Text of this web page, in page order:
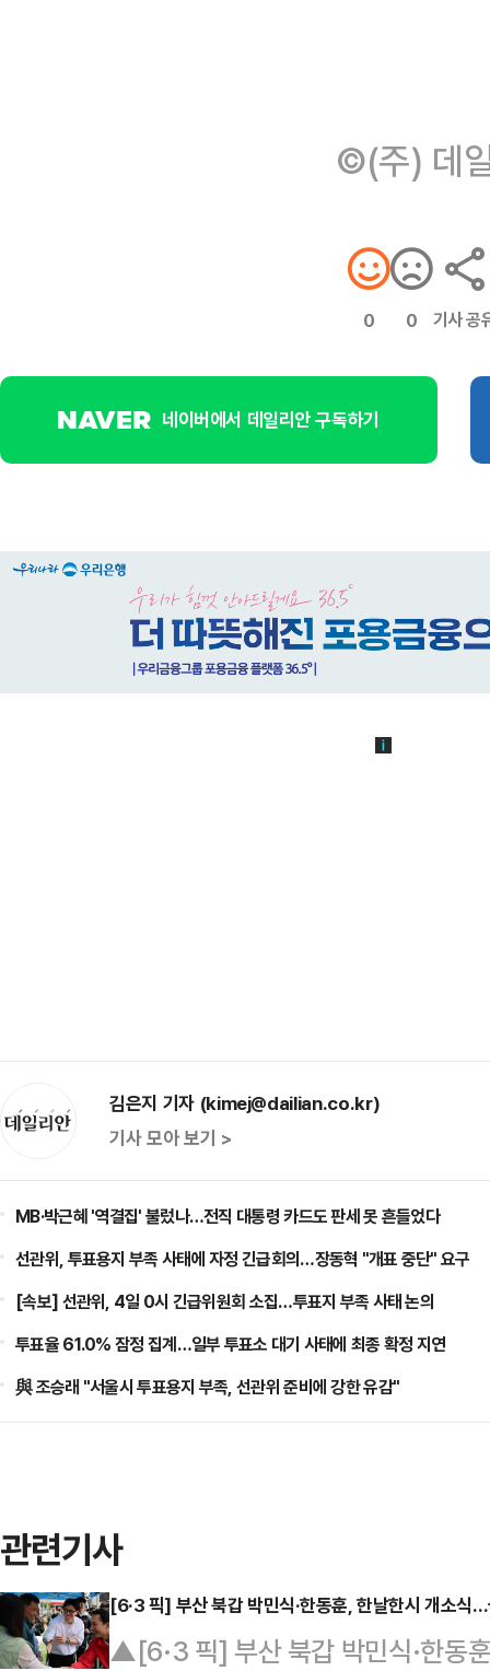
©(주) 데
0 0 기사 공
네이버에서 데일리안 구독하기
김은지 기자 (kimej@dailian.co.kr)
기사 모아 보기 >
MB·박근혜 '역결집' 불렀나…전직 대통령 카드도 판세 못 흔들었다
선관위, 투표용지 부족 사태에 자정 긴급회의…장동혁 "개표 중단" 요구
[속보] 선관위, 4일 0시 긴급위원회 소집…투표지 부족 사태 논의
투표율 61.0% 잠정 집계…일부 투표소 대기 사태에 최종 확정 지연
與 조승래 "서울시 투표용지 부족, 선관위 준비에 강한 유감"
관련기사
[6·3 픽] 부산 북갑 박민식·한동훈, 한날한시 개소
▲[6·3 픽] 부산 북갑 박민식·한동